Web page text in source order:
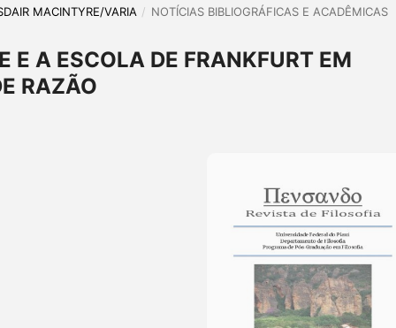
MACINTYRE/VARIA / NOTÍCIAS BIBLIOGRÁFICAS E ACADÊMICAS
E A ESCOLA DE FRANKFURT EM
RAZÃO